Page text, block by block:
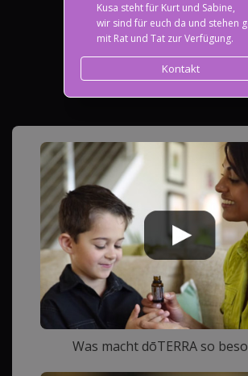
Kusa steht für Kurt und Sabine,
wir sind für euch da und stehen
mit Rat und Tat zur Verfügung.
Kontakt
Was macht dōTERRA so